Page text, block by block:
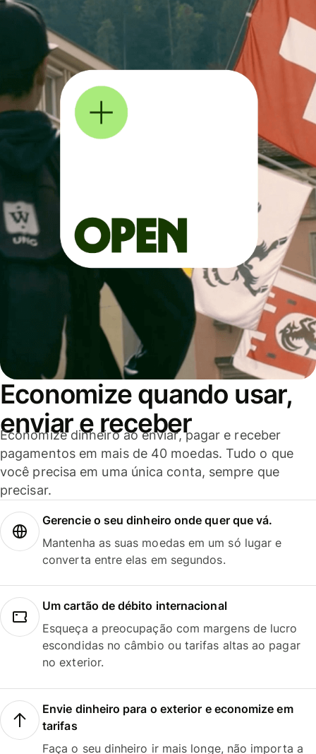
Economize quando usar,
enviar e receber
Economize dinheiro ao enviar, pagar e receber
pagamentos em mais de 40 moedas. Tudo o que
você precisa em uma única conta, sempre que
precisar.
Gerencie o seu dinheiro onde quer que vá.
Mantenha as suas moedas em um só lugar e
converta entre elas em segundos.
Um cartão de débito internacional
Esqueça a preocupação com margens de lucro
escondidas no câmbio ou tarifas altas ao pagar
no exterior.
Envie dinheiro para o exterior e economize em
tarifas
Faça o seu dinheiro ir mais longe, não importa a